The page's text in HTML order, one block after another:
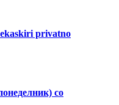
privatno
со